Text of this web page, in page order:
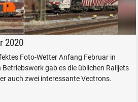
S-Bahn der ÖBB
2020
Foto-Wetter Anfang Februar in
gab es die üblichen Railjets
auch zwei interessante Vectrons.